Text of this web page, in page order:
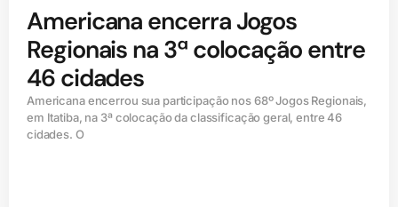
Americana encerra Jogos
Regionais na 3ª colocação entre
46 cidades
Americana encerrou sua participação nos 68º Jogos Regionais,
em Itatiba, na 3ª colocação da classificação geral, entre 46
cidades. O